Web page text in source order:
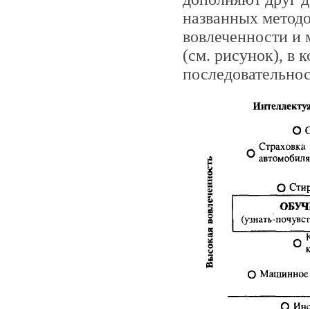
названных
вовлеченности и
(см. рисунок), в